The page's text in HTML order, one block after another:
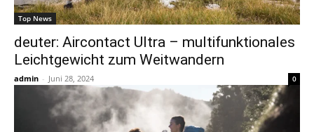
Top News
deuter: Aircontact Ultra – multifunktionales
Leichtgewicht zum Weitwandern
admin - Juni 28, 2024 0